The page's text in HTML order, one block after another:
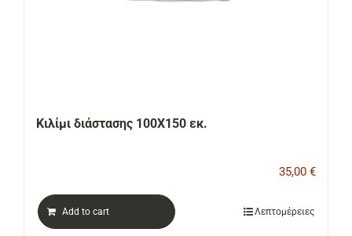
Κιλίμι διάστασης 100Χ150 εκ.
35,00 €
Add to cart Λεπτομέρειες